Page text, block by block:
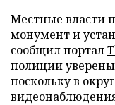
Местные власти
монумент и
сообщил портал
полиции
поскольку в